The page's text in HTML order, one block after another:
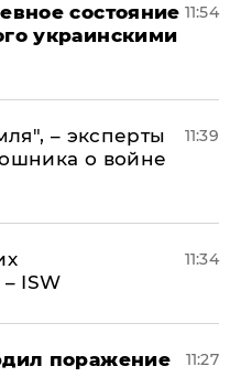
состояние
украинскими
11:54
– эксперты
о войне
11:39
ISW
11:34
поражение
11:27